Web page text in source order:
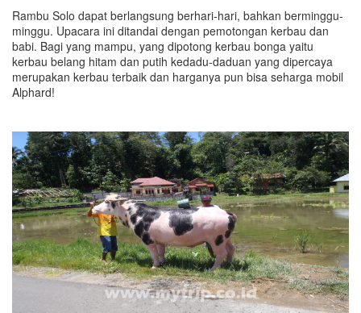
Rambu Solo dapat berlangsung berhari-hari, bahkan berminggu-
minggu. Upacara ini ditandai dengan pemotongan kerbau dan
babi. Bagi yang mampu, yang dipotong kerbau bonga yaitu
kerbau belang hitam dan putih kedadu-daduan yang dipercaya
merupakan kerbau terbaik dan harganya pun bisa seharga mobil
Alphard!